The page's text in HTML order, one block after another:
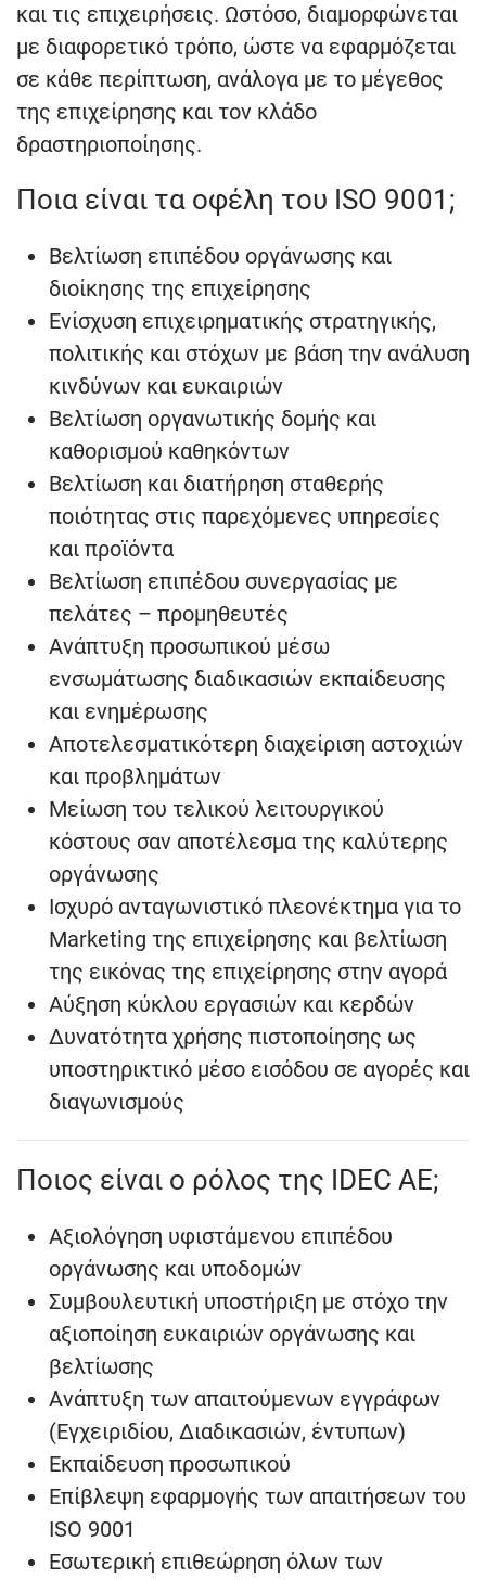
και τις επιχειρήσεις. Ωστόσο, διαμορφώνεται
με διαφορετικό τρόπο, ώστε να εφαρμόζεται
σε κάθε περίπτωση, ανάλογα με το μέγεθος
της επιχείρησης και τον κλάδο
δραστηριοποίησης.
Ποια είναι τα οφέλη του ISO 9001;
Βελτίωση επιπέδου οργάνωσης και
διοίκησης της επιχείρησης
Ενίσχυση επιχειρηματικής στρατηγικής,
πολιτικής και στόχων με βάση την ανάλυση
κινδύνων και ευκαιριών
Βελτίωση οργανωτικής δομής και
καθορισμού καθηκόντων
Βελτίωση και διατήρηση σταθερής
ποιότητας στις παρεχόμενες υπηρεσίες
και προϊόντα
Βελτίωση επιπέδου συνεργασίας με
πελάτες – προμηθευτές
Ανάπτυξη προσωπικού μέσω
ενσωμάτωσης διαδικασιών εκπαίδευσης
και ενημέρωσης
Αποτελεσματικότερη διαχείριση αστοχιών
και προβλημάτων
Μείωση του τελικού λειτουργικού
κόστους σαν αποτέλεσμα της καλύτερης
οργάνωσης
Ισχυρό ανταγωνιστικό πλεονέκτημα για το
Marketing της επιχείρησης και βελτίωση
της εικόνας της επιχείρησης στην αγορά
Αύξηση κύκλου εργασιών και κερδών
Δυνατότητα χρήσης πιστοποίησης ως
υποστηρικτικό μέσο εισόδου σε αγορές και
διαγωνισμούς
Ποιος είναι ο ρόλος της IDEC AE;
Αξιολόγηση υφιστάμενου επιπέδου
οργάνωσης και υποδομών
Συμβουλευτική υποστήριξη με στόχο την
αξιοποίηση ευκαιριών οργάνωσης και
βελτίωσης
Ανάπτυξη των απαιτούμενων εγγράφων
(Εγχειριδίου, Διαδικασιών, έντυπων)
Εκπαίδευση προσωπικού
Επίβλεψη εφαρμογής των απαιτήσεων του
ISO 9001
Εσωτερική επιθεώρηση όλων των